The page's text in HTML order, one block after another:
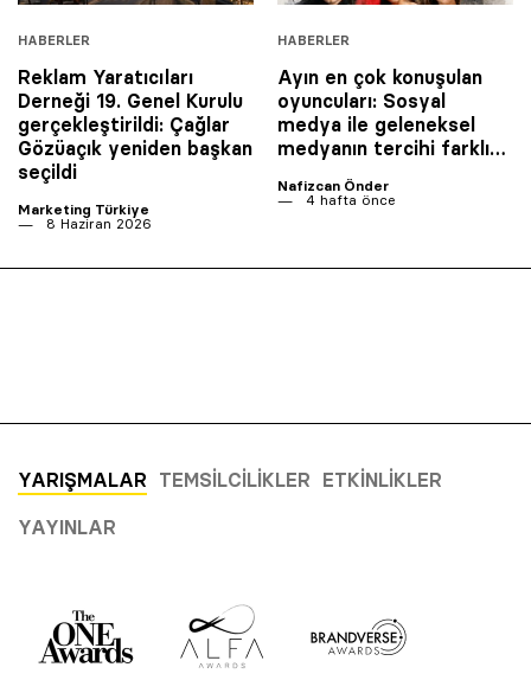
HABERLER
Reklam Yaratıcıları
Derneği 19. Genel Kurulu
gerçekleştirildi: Çağlar
Gözüaçık yeniden başkan
seçildi
Marketing Türkiye
8 Haziran 2026
HABERLER
Ayın en çok konuşulan
oyuncuları: Sosyal
medya ile geleneksel
medyanın tercihi farklı…
Nafizcan Önder
4 hafta önce
YARIŞMALAR TEMSILCILIKLER ETKINLIKLER
YAYINLAR